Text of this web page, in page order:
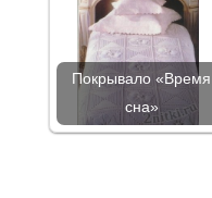
Покрывало «Время
сна»